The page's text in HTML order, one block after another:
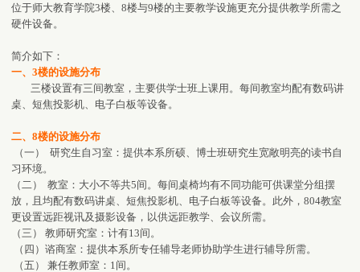
位于师大教育学院3楼、8楼与9楼的主要教学设施更充分提供教学所需之
硬件设备。
简介如下：
一、3楼的设施分布
三楼设置有三间教室，主要供学士班上课用。每间教室均配有数码讲
桌、短焦投影机、电子白板等设备。
二、8楼的设施分布
（一） 研究生自习室：提供本系所硕、博士班研究生宽敞明亮的读书自
习环境。
（二） 教室：大小不等共5间。每间桌椅均有不同功能可供课堂分组摆
放，且均配有数码讲桌、短焦投影机、电子白板等设备。此外，804教室
更设置远距视讯及摄影设备，以供远距教学、会议所需。
（三） 教师研究室：计有13间。
（四）谘商室：提供本系所专任辅导老师协助学生进行辅导所需。
（五） 兼任教师室：1间。